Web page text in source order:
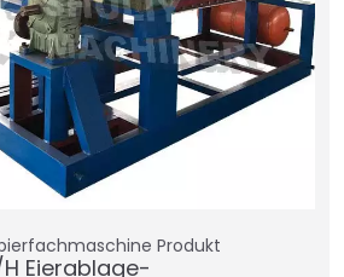
Produkt
Eierablage-